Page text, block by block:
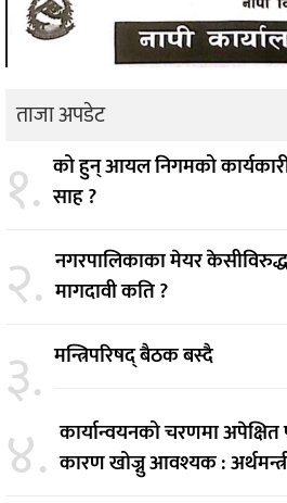
ताजा अपडेट
१. को हुन् आयल निगमको
साह ?
२. नगरपालिकाका मेयर केसीविरुद्ध
मागदावी कति ?
३. मन्त्रिपरिषद् बैठक बस्दै
४. कार्यान्वयनको चरणमा
कारण खोज्नु आवश्यक :